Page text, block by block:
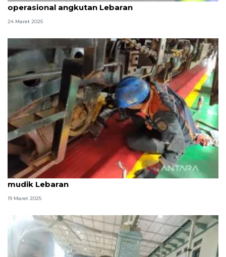
operasional angkutan Lebaran
24 Maret 2025
KAI Cirebon petakan 10 titik rawan jalur KA jelang
mudik Lebaran
19 Maret 2025